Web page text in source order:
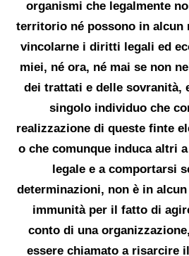
organismi che legalmente
territorio né possono in alcun
vincolarne i diritti legali ed
miei, né ora, né mai se non
dei trattati e delle sovranità,
singolo individuo che
realizzazione di queste finte
o che comunque inducaaltri a
legale e a comportarsi
determinazioni, non è in
immunità per il fatto di
conto di una organizzazione
essere chiamato a risarcire